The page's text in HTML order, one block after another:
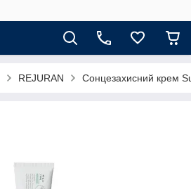
REJURAN Сонцезахисний крем